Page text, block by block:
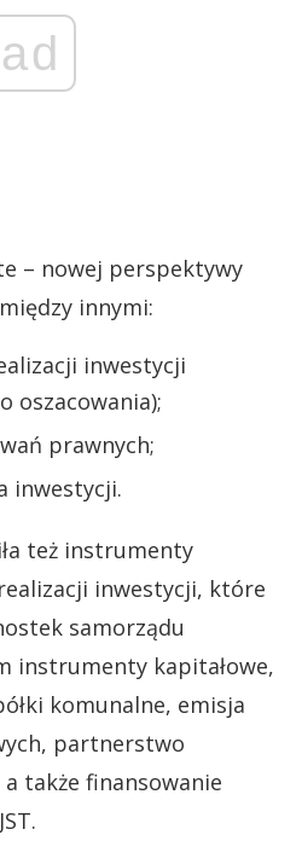
ad
– nowej perspektywy
innymi:
inwestycji
oszacowania);
prawnych;
inwestycji.
też instrumenty
inwestycji, które
samorządu
instrumenty kapitałowe,
komunalne, emisja
partnerstwo
także finansowanie